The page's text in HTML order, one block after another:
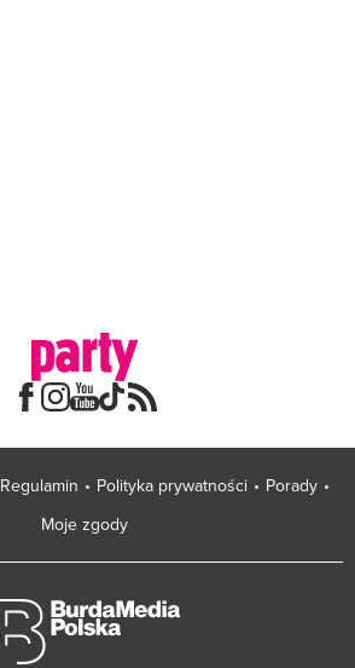
Regulamin Polityka prywatności
Porady
Moje zgody